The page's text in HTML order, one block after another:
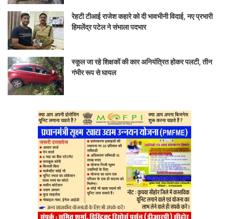
रेहटी टीआई राजेश कहारे को दी भावभीनी विदाई, नए प्रभारी
हिमलेंद्र पटेल ने संभाला पदभार
स्कूल जा रहे शिक्षकों की कार अनियंत्रित होकर पलटी, तीन
गंभीर रूप से घायल